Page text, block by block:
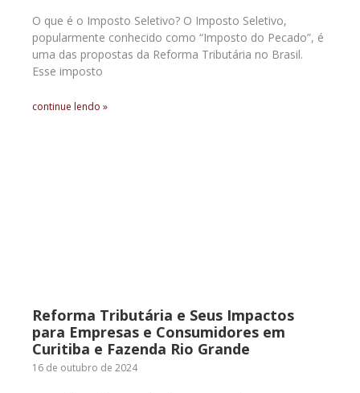
O que é o Imposto Seletivo? O Imposto Seletivo,
popularmente conhecido como “Imposto do Pecado”, é
uma das propostas da Reforma Tributária no Brasil.
Esse imposto
continue lendo »
Reforma Tributária e Seus Impactos
para Empresas e Consumidores em
Curitiba e Fazenda Rio Grande
16 de outubro de 2024